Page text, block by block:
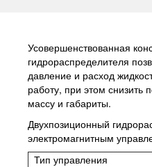
Усовершенствованная
гидрораспределителя
давление и расход
работу, при этом снизить
массу и габариты.
Двухпозиционный
электромагнитным
Тип